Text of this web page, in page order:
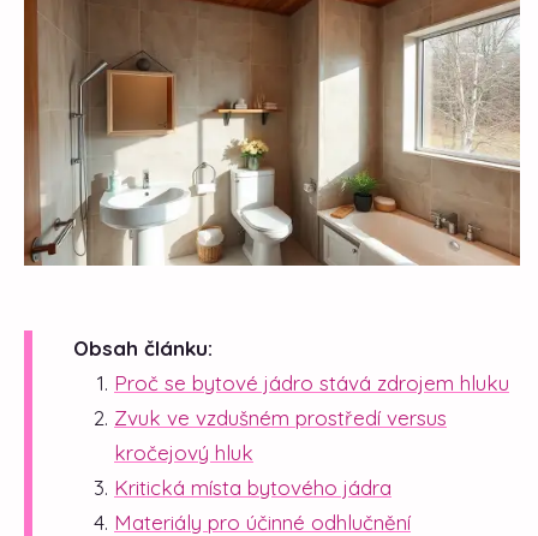
Obsah článku:
Proč se bytové jádro stává zdrojem hluku
Zvuk ve vzdušném prostředí versus
kročejový hluk
Kritická místa bytového jádra
Materiály pro účinné odhlučnění